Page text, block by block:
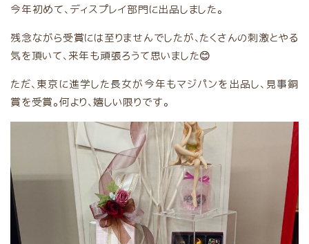
今年初めて、ディスプレイ部門に出品しました。
残念ながら受賞には至りませんでしたが、たくさんの刺激とやる
気を頂いて、来年も頑張ろうて思いました😊
ただ、東京に進学した長女が今年もマジパンを出品し、見事銅
賞を受賞。何より、嬉しい限りです。